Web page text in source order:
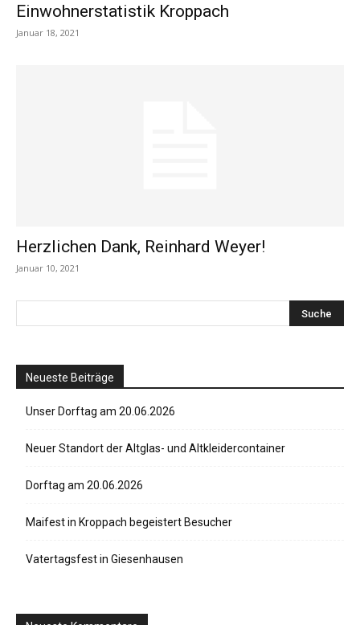
Einwohnerstatistik Kroppach
Januar 18, 2021
Herzlichen Dank, Reinhard Weyer!
Januar 10, 2021
Neueste Beiträge
Unser Dorftag am 20.06.2026
Neuer Standort der Altglas- und Altkleidercontainer
Dorftag am 20.06.2026
Maifest in Kroppach begeistert Besucher
Vatertagsfest in Giesenhausen